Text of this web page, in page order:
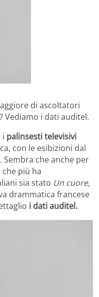
di ascoltatori
Vediamo i dati auditel.
i palinsesti televisivi
con le esibizioni dal
Sembra che anche per
più ha
sia stato Un cuore,
drammatica francese
i dati auditel.